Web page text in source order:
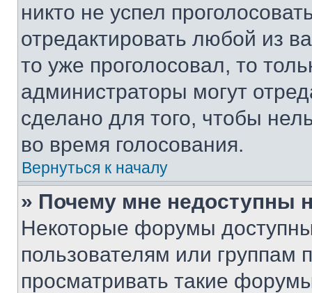
никто не успел
отредактировать любой из
то уже проголосовал, то
администраторы могут
сделано для того, чтобы
во время голосования.
Вернуться к началу
» Почему мне недоступны
Некоторые форумы
пользователям или группам
просматривать такие